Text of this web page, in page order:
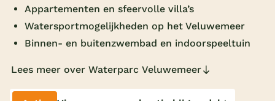
Indoor speeltuin
Alle populaire faciliteiten
Bestemmingen
Appartementen en sfeervolle villa’s
Watersportmogelijkheden op het Veluwemeer
Binnen- en buitenzwembad en indoorspeeltuin
Lees meer over Waterparc Veluwemeer